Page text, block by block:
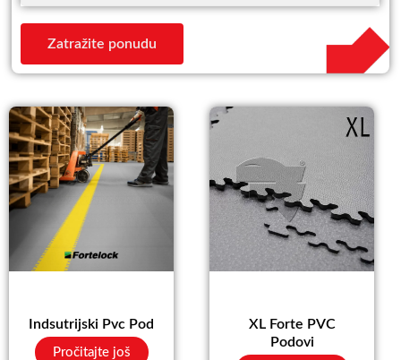
Zatražite ponudu
Indsutrijski Pvc Pod
Pročitajte još
XL Forte PVC
Podovi